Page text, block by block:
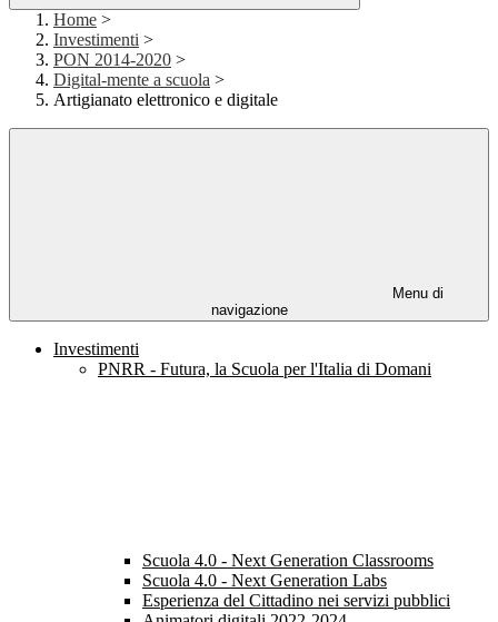
Home >
Investimenti >
PON 2014-2020 >
Digital-mente a scuola >
Artigianato elettronico e digitale
Menu di
navigazione
Investimenti
PNRR - Futura, la Scuola per l'Italia di Domani
Scuola 4.0 - Next Generation Classrooms
Scuola 4.0 - Next Generation Labs
Esperienza del Cittadino nei servizi pubblici